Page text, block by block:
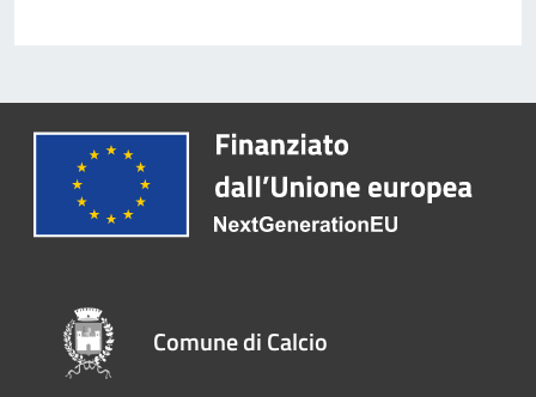
Comune di Calcio